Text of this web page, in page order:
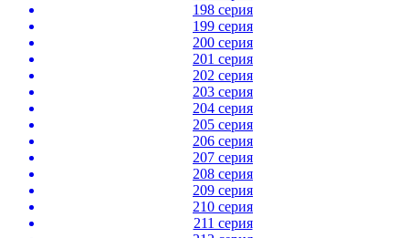
198 серия
199 серия
200 серия
201 серия
202 серия
203 серия
204 серия
205 серия
206 серия
207 серия
208 серия
209 серия
210 серия
211 серия